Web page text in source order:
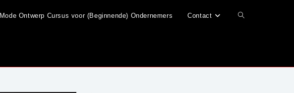
Mode Ontwerp Cursus voor (Beginnende) Ondernemers Contact Toggle